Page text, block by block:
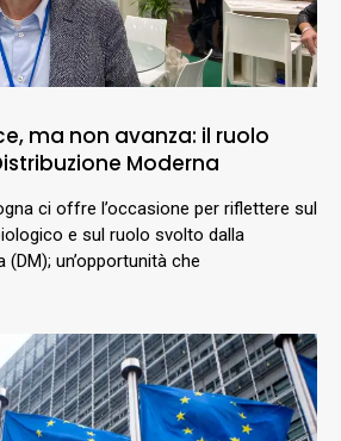
ma non avanza: il ruolo
Moderna
ci offre l’occasione per riflettere sul
e sul ruolo svolto dalla
un’opportunità che